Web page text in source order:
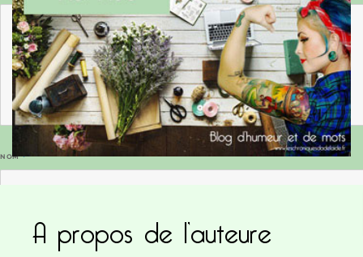
NOM*
A propos de l’auteure